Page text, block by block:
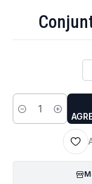
Cantidad